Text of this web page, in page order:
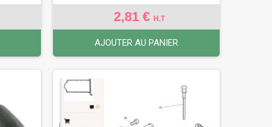
2,81 €H.T
AJOUTER AU PANIER